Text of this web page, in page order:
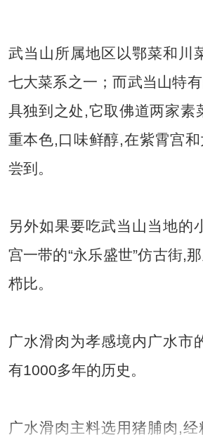
武当山所属地区以鄂菜和川
七大菜系之一；而武当山特
具独到之处,它取佛道两家素
重本色,口味鲜醇,在紫霄宫
尝到。
另外如果要吃武当山当地的
宫一带的“永乐盛世”仿古街,
栉比。
广水滑肉为孝感境内广水市
有1000多年的历史。
广水滑肉主料选用猪脯肉,经